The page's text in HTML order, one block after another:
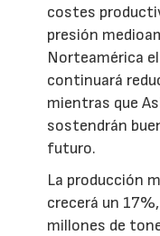
costes
presión
Norteamérica
continuará
mientras que
sostendrán
futuro.
La producción
crecerá un
millones de